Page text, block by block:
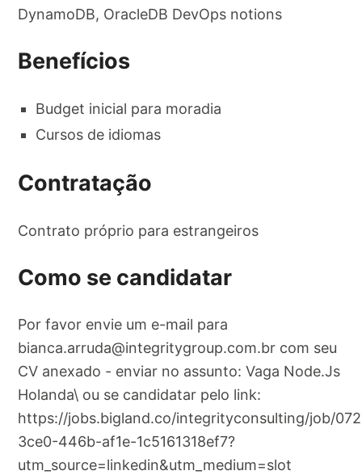
DynamoDB, OracleDB DevOps notions
Benefícios
Budget inicial para moradia
Cursos de idiomas
Contratação
Contrato próprio para estrangeiros
Como se candidatar
Por favor envie um e-mail para
bianca.arruda@integritygroup.com.br com seu
CV anexado - enviar no assunto: Vaga Node.Js
Holanda\ ou se candidatar pelo link:
https://jobs.bigland.co/integrityconsulting/job/
3ce0-446b-af1e-1c5161318ef7?
utm_source=linkedin&utm_medium=slot